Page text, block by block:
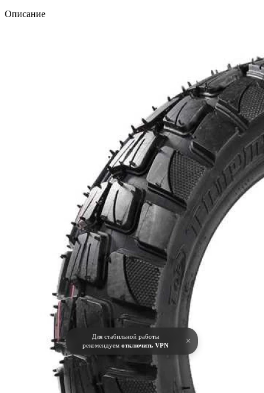
Для стабильной работы
рекомендуем отключить VPN ×
Описание